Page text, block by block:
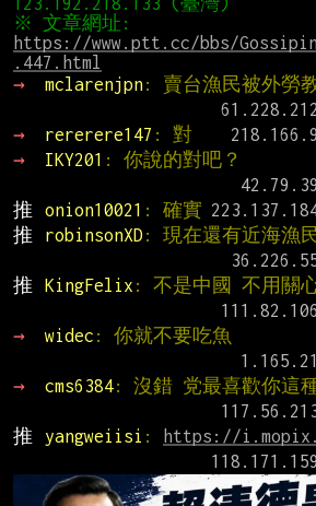
https://www.ptt.cc/bbs/
.447.html
→
mclarenjpn: 賣台漁民被外勞
→
rererere147 : 對
→
IKY201 : 你說的對吧？
推
onion10021 : 確實
推
robinsonXD : 現在還有近海漁
推
KingFelix : 不是中國 不用關
→
widec : 你就不要吃魚
→
cms6384: 沒錯 党最喜歡你這
推
yangweiisi :
https://